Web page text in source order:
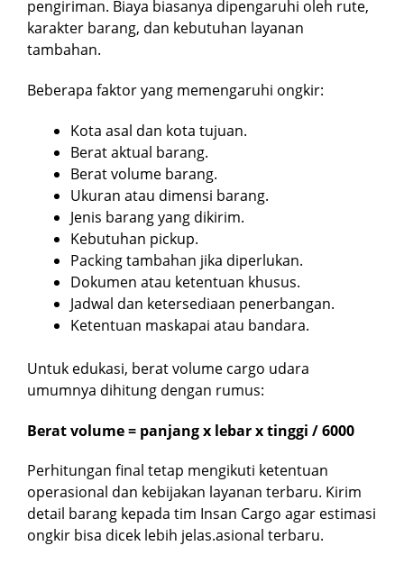
pengiriman. Biaya biasanya dipengaruhi oleh rute,
karakter barang, dan kebutuhan layanan
tambahan.
Beberapa faktor yang memengaruhi ongkir:
Kota asal dan kota tujuan.
Berat aktual barang.
Berat volume barang.
Ukuran atau dimensi barang.
Jenis barang yang dikirim.
Kebutuhan pickup.
Packing tambahan jika diperlukan.
Dokumen atau ketentuan khusus.
Jadwal dan ketersediaan penerbangan.
Ketentuan maskapai atau bandara.
Untuk edukasi, berat volume cargo udara
umumnya dihitung dengan rumus:
Berat volume = panjang x lebar x tinggi / 6000
Perhitungan final tetap mengikuti ketentuan
operasional dan kebijakan layanan terbaru. Kirim
detail barang kepada tim Insan Cargo agar estimasi
ongkir bisa dicek lebih jelas.asional terbaru.